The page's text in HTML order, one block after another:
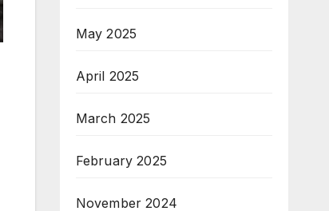
May 2025
April 2025
March 2025
February 2025
November 2024